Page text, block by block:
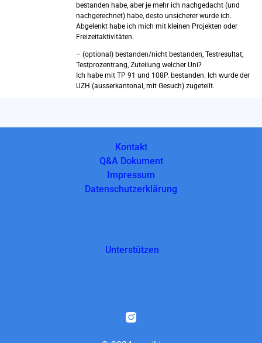
bestanden habe, aber je mehr ich nachgedacht (und
nachgerechnet) habe, desto unsicherer wurde ich.
Abgelenkt habe ich mich mit kleinen Projekten oder
Freizeitaktivitäten.
– (optional) bestanden/nicht bestanden, Testresultat,
Testprozentrang, Zuteilung welcher Uni?
Ich habe mit TP 91 und 108P. bestanden. Ich wurde der
UZH (ausserkantonal, mit Gesuch) zugeteilt.
Kontakt
Q&A Dokument
Impressum
Datenschutzerklärung
Unterstützen